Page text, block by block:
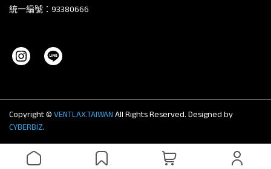
統一編號：93380666
Copyright © VENTLAX.TAIWAN All Rights Reserved. Designed by
CYBERBIZ.